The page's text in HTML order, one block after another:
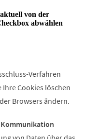
Verfahren
Cookies löschen
Browsers ändern.